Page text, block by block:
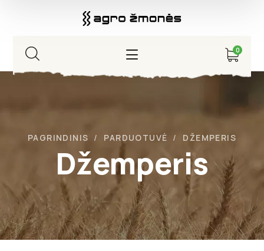
0
Džemperis
PAGRINDINIS PARDUOTUVĖ DŽEMPERIS